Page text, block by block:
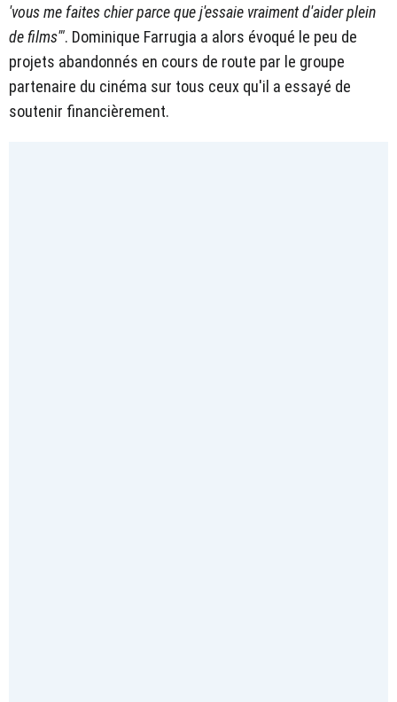
'vous me faites chier parce que j'essaie vraiment d'aider plein
de films'". Dominique Farrugia a alors évoqué le peu de
projets abandonnés en cours de route par le groupe
partenaire du cinéma sur tous ceux qu'il a essayé de
soutenir financièrement.